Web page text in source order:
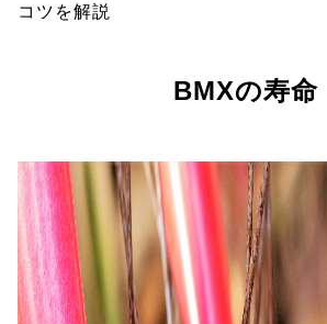
コツを解説
BMXの寿命